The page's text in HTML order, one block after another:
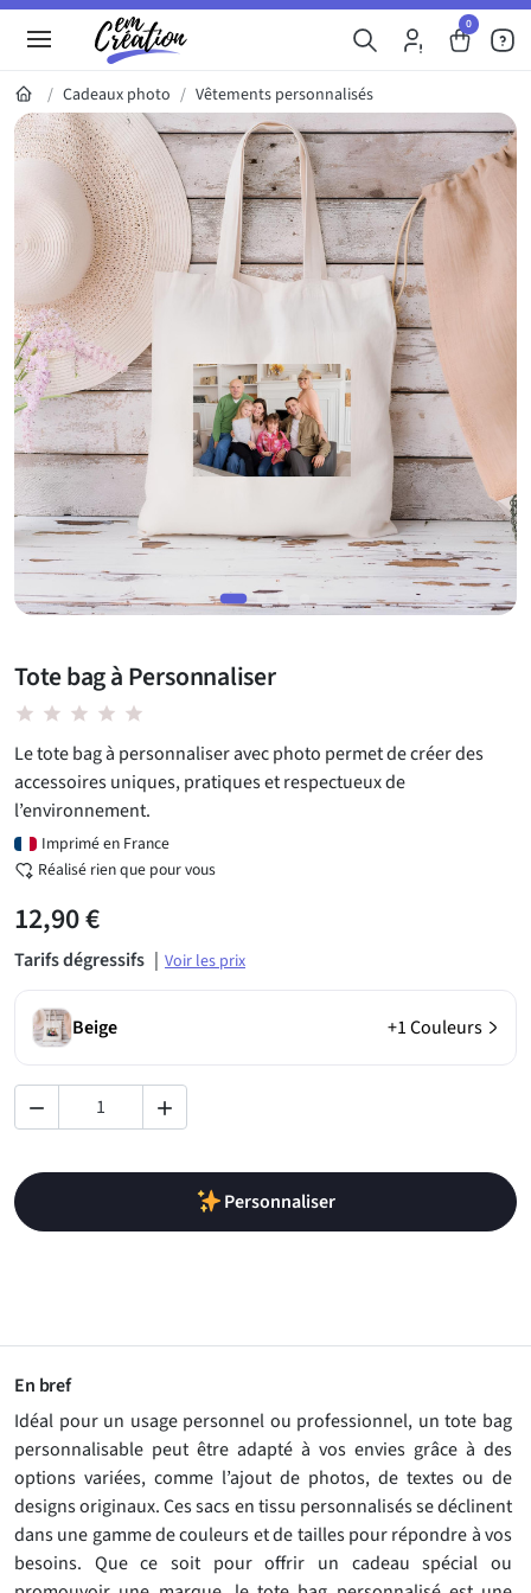
0
Cadeaux photo Vêtements personnalisés
Galerie du produit
Tote bag à Personnaliser
star star star star star
Le tote bag à personnaliser avec photo permet de créer des
accessoires uniques, pratiques et respectueux de
l’environnement.
Imprimé en France
Réalisé rien que pour vous
12,90 €
Tarifs dégressifs | Voir les prix
Beige +1 Couleurs
 
Personnaliser
En bref
Idéal pour un usage personnel ou professionnel, un tote bag
personnalisable peut être adapté à vos envies grâce à des
options variées, comme l’ajout de photos, de textes ou de
designs originaux. Ces sacs en tissu personnalisés se déclinent
dans une gamme de couleurs et de tailles pour répondre à vos
besoins. Que ce soit pour offrir un cadeau spécial ou